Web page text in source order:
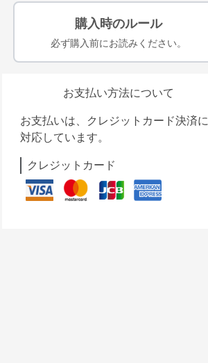
購入時のルール
必ず購入前にお読みください。
お支払い方法について
お支払いは、クレジットカード決済に
対応しています。
クレジットカード